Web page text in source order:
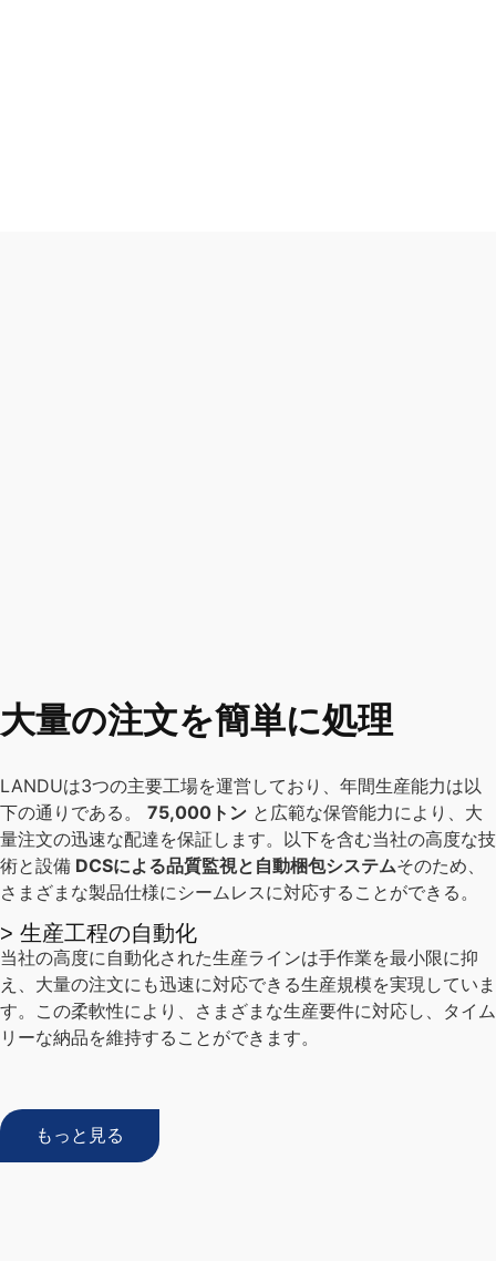
大量の注文を簡単に処理
LANDUは3つの主要工場を運営しており、年間生産能力は以
下の通りである。 75,000トン と広範な保管能力により、大
量注文の迅速な配達を保証します。以下を含む当社の高度な技
術と設備 DCSによる品質監視と自動梱包システムそのため、
さまざまな製品仕様にシームレスに対応することができる。
> 生産工程の自動化
当社の高度に自動化された生産ラインは手作業を最小限に抑
え、大量の注文にも迅速に対応できる生産規模を実現していま
す。この柔軟性により、さまざまな生産要件に対応し、タイム
リーな納品を維持することができます。
もっと見る